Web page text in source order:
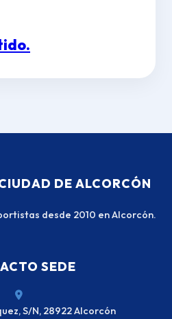
DE ALCORCÓN
desde 2010 en Alcorcón.
SEDE
S/N, 28922 Alcorcón